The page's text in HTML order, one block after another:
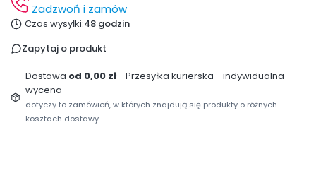
Zadzwoń i zamów
Czas wysyłki:48 godzin
Zapytaj o produkt
Dostawa od 0,00 zł- Przesyłka kurierska - indywidualna
wycena
dotyczy to zamówień, w których znajdują się produkty o różnych
kosztach dostawy